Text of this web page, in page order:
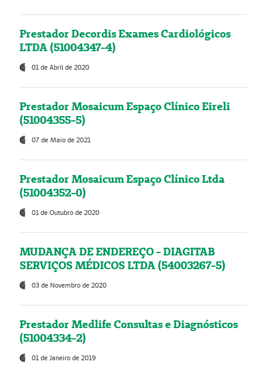
Prestador Decordis Exames Cardiológicos
LTDA (51004347-4)
01 de Abril de 2020
Prestador Mosaicum Espaço Clínico Eireli
(51004355-5)
07 de Maio de 2021
Prestador Mosaicum Espaço Clínico Ltda
(51004352-0)
01 de Outubro de 2020
MUDANÇA DE ENDEREÇO - DIAGITAB
SERVIÇOS MÉDICOS LTDA (54003267-5)
03 de Novembro de 2020
Prestador Medlife Consultas e Diagnósticos
(51004334-2)
01 de Janeiro de 2019